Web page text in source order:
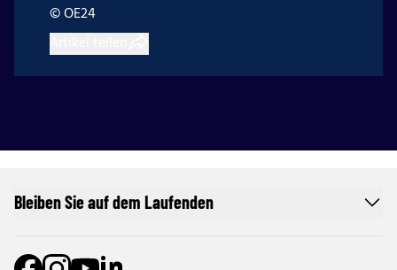
© OE24
Bleiben Sie auf dem Laufenden